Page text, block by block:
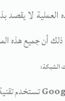
العملية لا
أن جميع هذه
الشبكة:
تستخدم